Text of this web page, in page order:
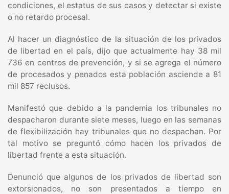
condiciones, el estatus de sus casos y detectar si existe
o no retardo procesal.
Al hacer un diagnóstico de la situación de los privados
de libertad en el país, dijo que actualmente hay 38 mil
736 en centros de prevención, y si se agrega el número
de procesados y penados esta población asciende a 81
mil 857 reclusos.
Manifestó que debido a la pandemia los tribunales no
despacharon durante siete meses, luego en las semanas
de flexibilización hay tribunales que no despachan. Por
tal motivo se preguntó cómo hacen los privados de
libertad frente a esta situación.
Denunció que algunos de los privados de libertad son
extorsionados, no son presentados a tiempo en